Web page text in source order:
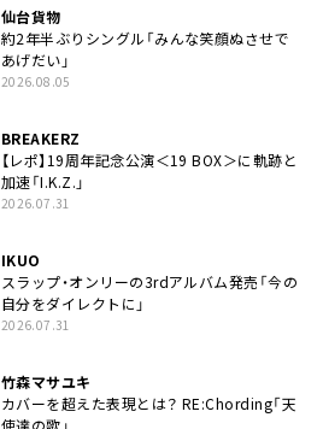
仙台貨物
約2年半ぶりシングル「みんな笑顔ぬさせで
あげだい」
2026.08.05
BREAKERZ
【レポ】19周年記念公演＜19 BOX＞に軌跡と
加速「I.K.Z.」
2026.07.31
IKUO
スラップ・オンリーの3rdアルバム発売「今の
自分をダイレクトに」
2026.07.31
竹森マサユキ
カバーを超えた表現とは？ RE:Chording「天
使達の歌」